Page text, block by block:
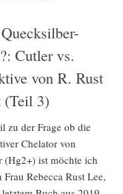
Cutler vs.
von R. Rust
(Teil 3)
zu der Frage ob die
Chelator von
(Hg2+) ist möchte ich
Rebecca Rust Lee,